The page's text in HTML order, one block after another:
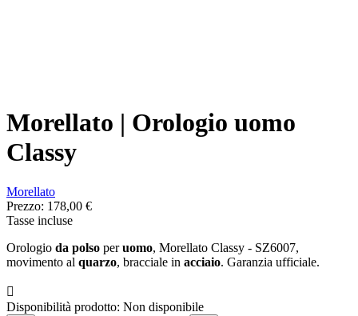
Morellato | Orologio uomo
Classy
Morellato
Prezzo: 178,00 €
Tasse incluse
Orologio da polso peruomo, Morellato Classy - SZ6007,
movimento al quarzo, bracciale in acciaio. Garanzia ufficiale.

Disponibilità prodotto: Non disponibile